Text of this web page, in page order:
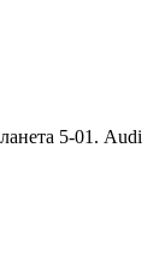
5-01. Audi